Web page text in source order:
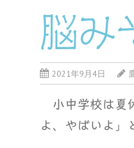
脳み
2021年9月4日
小中学校は夏
よ、やばいよ」